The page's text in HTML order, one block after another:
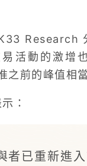
Research
活動的激增
之前的峰值相
：
者已重新進